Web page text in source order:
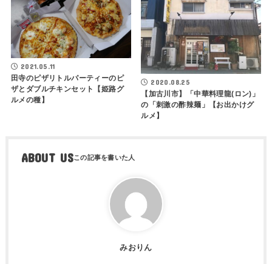
2021.05.11
田寺のピザリトルパーティーのピ
ザとダブルチキンセット【姫路グ
ルメの種】
2020.08.25
【加古川市】「中華料理龍(ロン)」
の「刺激の酢辣麺」【お出かけグ
ルメ】
ABOUT US
みおりん